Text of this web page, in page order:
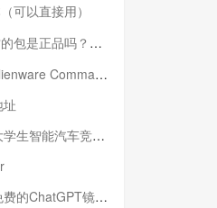
可以直接用）
温雅卖的包为啥那么便宜？
方法，里面附有超全详解呦，快来快来，欢迎观看~
全国总决赛参赛队伍奖项公告
像网址(亲测有效-4月25日更新)